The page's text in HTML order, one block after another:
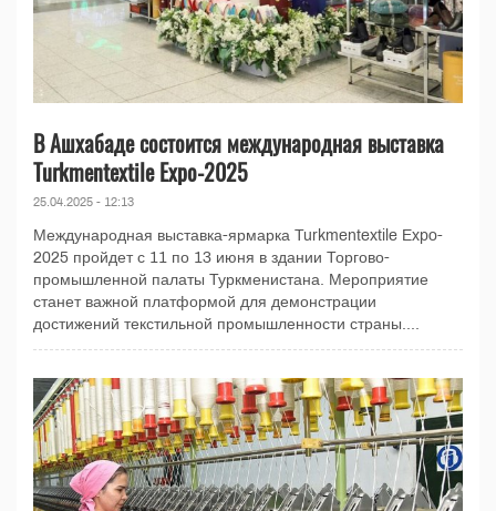
В Ашхабаде состоится международная выставка
Turkmentextile Expo-2025
25.04.2025 - 12:13
Международная выставка-ярмарка Turkmentextile Expo-
2025 пройдет с 11 по 13 июня в здании Торгово-
промышленной палаты Туркменистана. Мероприятие
станет важной платформой для демонстрации
достижений текстильной промышленности страны....